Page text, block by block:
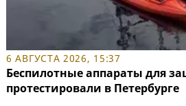
6 АВГУСТА 2026, 15:37
Беспилотные аппараты для
протестировали в Петербурге